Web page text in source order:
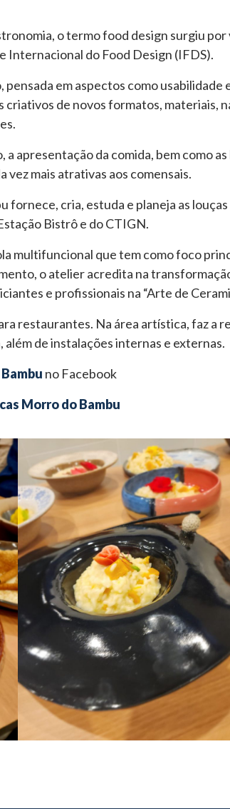
o termo food design surgiu por
Internacional do Food Design (IFDS).
em aspectos como usabilidade
de novos formatos, materiais,
apresentação da comida, bem como
vez mais atrativas aos comensais.
fornece, cria, estuda e planeja as
Bistrô e do CTIGN.
multifuncional que tem como foco
o atelier acredita na
e profissionais na “Arte de
restaurantes. Na área artística, faz a
de instalações internas e externas.
no Facebook
Morro do Bambu